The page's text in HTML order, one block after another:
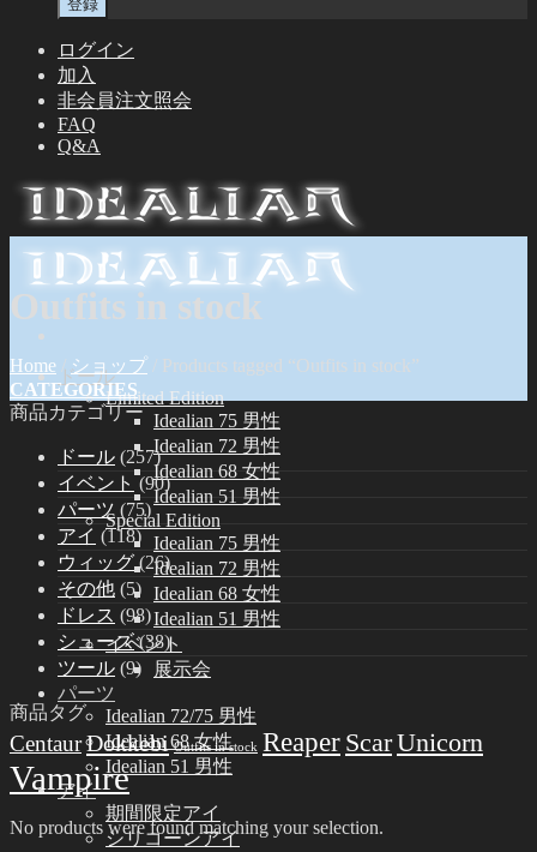
ログイン
加入
非会員注文照会
FAQ
Q&A
ドール
Limited Edition
Idealian 75 男性
Idealian 72 男性
Idealian 68 女性
Idealian 51 男性
Special Edition
Idealian 75 男性
Idealian 72 男性
Idealian 68 女性
Idealian 51 男性
イベント
展示会
パーツ
Idealian 72/75 男性
Idealian 68 女性
Idealian 51 男性
アイ
期間限定アイ
シリコーンアイ
Outfits in stock
Home / ショップ
Products tagged “Outfits in stock”
CATEGORIES
商品カテゴリー
ドール (257)
イベント (90)
パーツ (75)
アイ (118)
ウィッグ (26)
その他 (5)
ドレス (98)
シューズ (38)
ツール (9)
商品タグ
CentaurDokkebi Outfits in stock Reaper ScarUnicorn
Vampire
No products were found matching your selection.